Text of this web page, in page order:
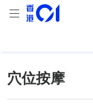
穴位按摩